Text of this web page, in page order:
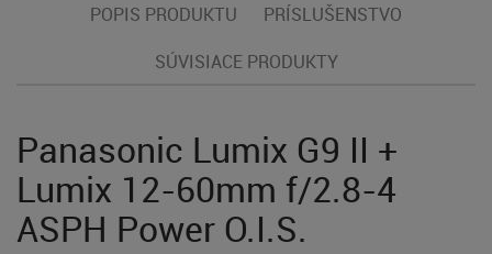
POPIS PRODUKTU
PRÍSLUŠENSTVO
SÚVISIACE PRODUKTY
Panasonic Lumix G9 II +
Lumix 12-60mm f/2.8-4
ASPH Power O.I.S.